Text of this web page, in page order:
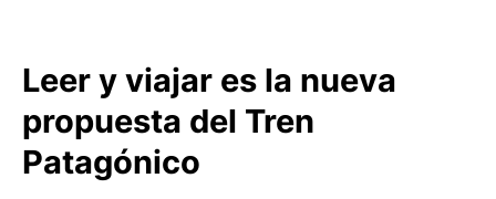
Leer y viajar es la nueva
propuesta del Tren
Patagónico